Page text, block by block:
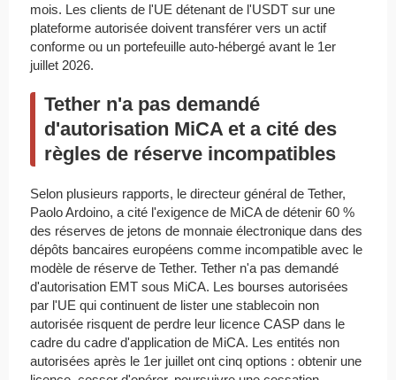
mois. Les clients de l'UE détenant de l'USDT sur une
plateforme autorisée doivent transférer vers un actif
conforme ou un portefeuille auto-hébergé avant le 1er
juillet 2026.
Tether n'a pas demandé
d'autorisation MiCA et a cité des
règles de réserve incompatibles
Selon plusieurs rapports, le directeur général de Tether,
Paolo Ardoino, a cité l'exigence de MiCA de détenir 60 %
des réserves de jetons de monnaie électronique dans des
dépôts bancaires européens comme incompatible avec le
modèle de réserve de Tether. Tether n'a pas demandé
d'autorisation EMT sous MiCA. Les bourses autorisées
par l'UE qui continuent de lister une stablecoin non
autorisée risquent de perdre leur licence CASP dans le
cadre du cadre d'application de MiCA. Les entités non
autorisées après le 1er juillet ont cinq options : obtenir une